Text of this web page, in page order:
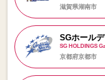
滋賀県湖南市
SGホール
SG HOLDINGS
京都府京都市